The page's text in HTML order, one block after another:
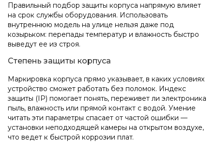
Правильный подбор защиты корпуса напрямую влияет
на срок службы оборудования. Использовать
внутреннюю модель на улице нельзя даже под
козырьком: перепады температур и влажность быстро
выведут ее из строя.
Степень защиты корпуса
Маркировка корпуса прямо указывает, в каких условиях
устройство сможет работать без поломок. Индекс
защиты (IP) помогает понять, переживет ли электроника
пыль, влажность или прямой контакт с водой. Умение
читать эти параметры спасает от частой ошибки —
установки неподходящей камеры на открытом воздухе,
что ведет к быстрой коррозии плат.